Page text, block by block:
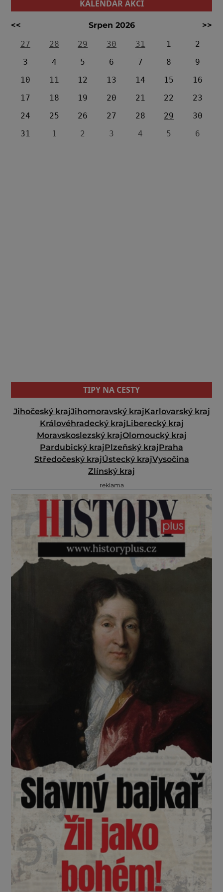
KALENDÁŘ AKCÍ
<< Srpen 2026
>>
27
28 29 30 31 1
2
3
4 5 6 7 8
9
10
11 12 13 14 15
16
17
18 19 20 21 22
23
24
25 26 27 28 29
30
31
1 2 3 4 5 6
TIPY NA CESTY
Jihočeský krajJihomoravský krajKarlovarský kraj
Královéhradecký krajLiberecký kraj
Moravskoslezský krajOlomoucký kraj
Pardubický krajPlzeňský krajPraha
Středočeský krajÚstecký krajVysočina
Zlínský kraj
reklama